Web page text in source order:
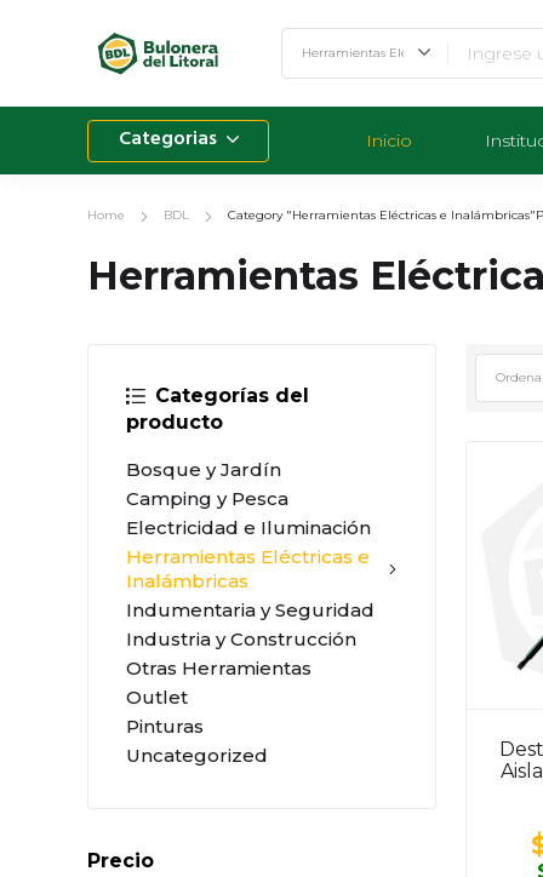
Categorias Inicio
Home BDL Category "Herramientas Eléctricas e Inalámbricas"
Herramientas
Categorías del
producto
Bosque y Jardín
Camping y Pesca
Electricidad e Iluminación
Herramientas Eléctricas e
Inalámbricas
Indumentaria y Seguridad
Industria y Construcción
Otras Herramientas
Outlet
Pinturas
Uncategorized
Precio